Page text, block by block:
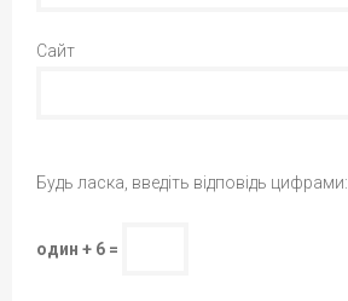
Сайт
Будь ласка, введіть відповідь цифрами:
один + 6 =